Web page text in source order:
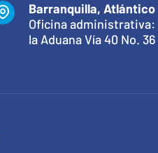
Barranquilla, Atlántico
Oficina
la Aduana Vía 40 No. 36